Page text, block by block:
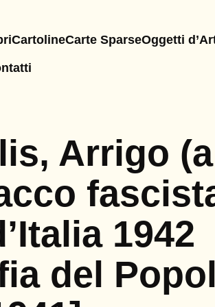
CartolineCarte SparseOggetti
Arrigo
1942
del